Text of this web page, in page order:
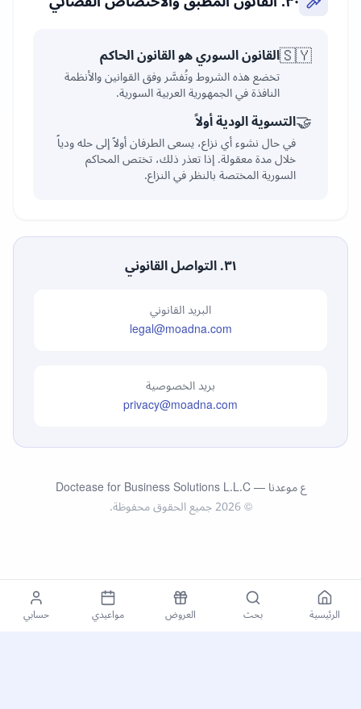
🇸🇾القانون السوري هو القانون الحاكم
تخضع هذه الشروط وتُفسَّر وفق القوانين والأنظمة
النافذة في الجمهورية العربية السورية.
🤝التسوية الودية أولاً
في حال نشوء أي نزاع، يسعى الطرفان أولاً إلى حله ودياً
خلال مدة معقولة. إذا تعذر ذلك، تختص المحاكم
السورية المختصة بالنظر في النزاع.
٣١. التواصل القانوني
البريد القانوني
legal@moadna.com
بريد الخصوصية
privacy@moadna.com
Doctease for Business Solutions L.L.C — ع موعدنا
©
2026جميع الحقوق محفوظة.
الرئيسية بحث العروض مواعيدي حسابي